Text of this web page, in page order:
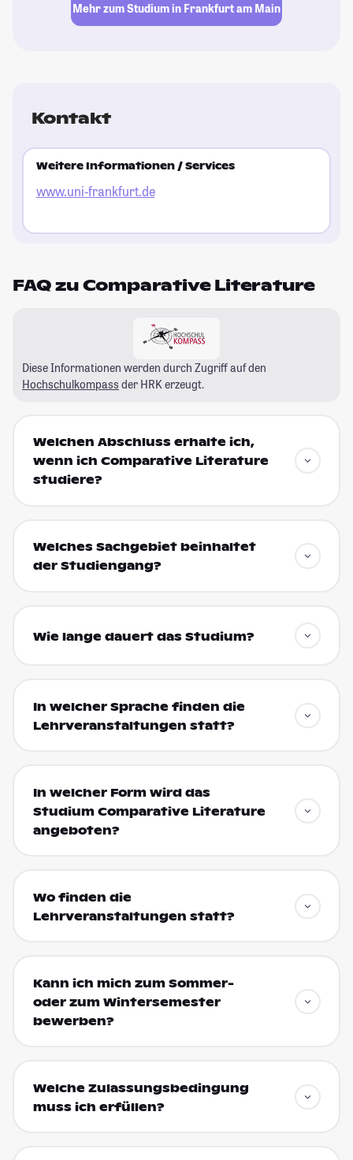
Mehr zum Studium in Frankfurt am Main
Kontakt
Weitere Informationen / Services
www.uni-frankfurt.de
FAQ zu Comparative Literature
Diese Informationen werden durch Zugriff auf den
Hochschulkompass der HRK erzeugt.
Welchen Abschluss erhalte ich,
wenn ich Comparative Literature
studiere?
Welches Sachgebiet beinhaltet
der Studiengang?
Wie lange dauert das Studium?
In welcher Sprache finden die
Lehrveranstaltungen statt?
In welcher Form wird das
Studium Comparative Literature
angeboten?
Wo finden die
Lehrveranstaltungen statt?
Kann ich mich zum Sommer-
oder zum Wintersemester
bewerben?
Welche Zulassungsbedingung
muss ich erfüllen?